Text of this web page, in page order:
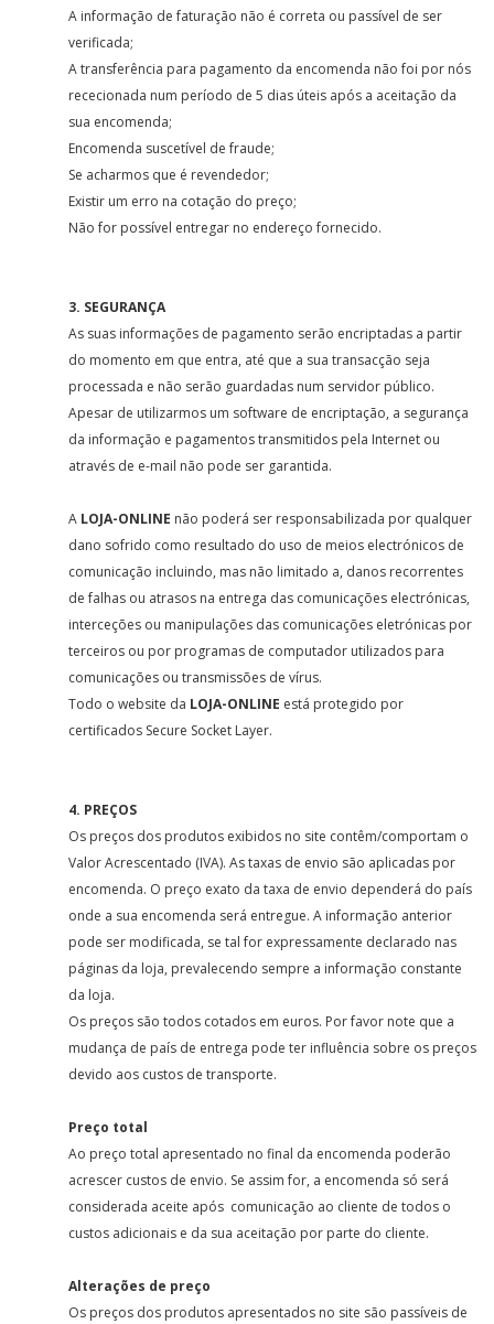
A informação de faturação não é correta ou passível de ser
verificada;
A transferência para pagamento da encomenda não foi por nós
rececionada num período de 5 dias úteis após a aceitação da
sua encomenda;
Encomenda suscetível de fraude;
Se acharmos que é revendedor;
Existir um erro na cotação do preço;
Não for possível entregar no endereço fornecido.
3. SEGURANÇA
As suas informações de pagamento serão encriptadas a partir
do momento em que entra, até que a sua transacção seja
processada e não serão guardadas num servidor público.
Apesar de utilizarmos um software de encriptação, a segurança
da informação e pagamentos transmitidos pela Internet ou
através de e-mail não pode ser garantida.
A LOJA-ONLINE não poderá ser responsabilizada por qualquer
dano sofrido como resultado do uso de meios electrónicos de
comunicação incluindo, mas não limitado a, danos recorrentes
de falhas ou atrasos na entrega das comunicações electrónicas,
interceções ou manipulações das comunicações eletrónicas por
terceiros ou por programas de computador utilizados para
comunicações ou transmissões de vírus.
Todo o website da LOJA-ONLINE está protegido por
certificados Secure Socket Layer.
4. PREÇOS
Os preços dos produtos exibidos no site contêm/comportam o
Valor Acrescentado (IVA). As taxas de envio são aplicadas por
encomenda. O preço exato da taxa de envio dependerá do país
onde a sua encomenda será entregue. A informação anterior
pode ser modificada, se tal for expressamente declarado nas
páginas da loja, prevalecendo sempre a informação constante
da loja.
Os preços são todos cotados em euros. Por favor note que a
mudança de país de entrega pode ter influência sobre os preços
devido aos custos de transporte.
Preço total
Ao preço total apresentado no final da encomenda poderão
acrescer custos de envio. Se assim for, a encomenda só será
considerada aceite após comunicação ao cliente de todos o
custos adicionais e da sua aceitação por parte do cliente.
Alterações de preço
Os preços dos produtos apresentados no site são passíveis de